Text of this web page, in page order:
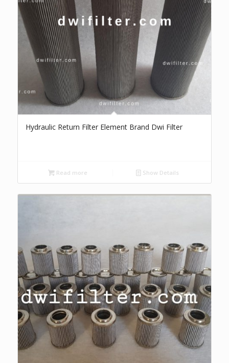
Hydraulic Return Filter Element Brand Dwi Filter
Read more Show Details